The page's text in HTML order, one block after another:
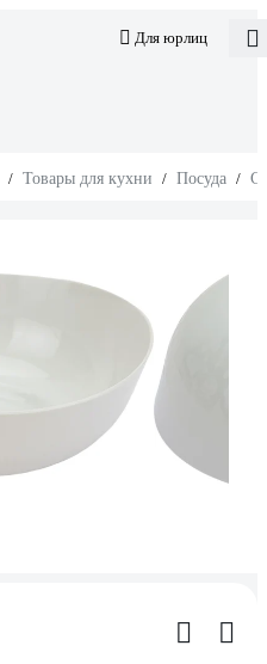
Для юрлиц
/ Товары для кухни / Посуда /